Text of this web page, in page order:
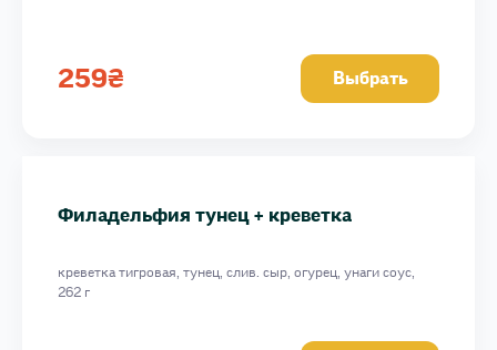
259₴ Выбрать
Филадельфия тунец + креветка
креветка тигровая, тунец, слив. сыр, огурец, унаги соус,
262 г